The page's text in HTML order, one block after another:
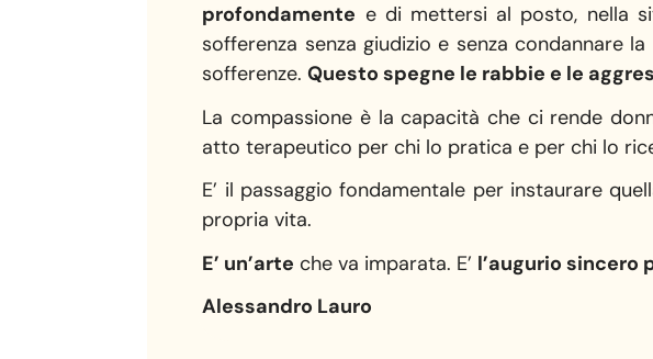
profondamente e di mettersi al posto, nella
sofferenza senza giudizio e senza condannare
sofferenze.Questo spegne le rabbie e le
La compassione è la capacità che ci rende
atto terapeutico per chi lo pratica e per chi lo
E’ il passaggio fondamentale per instaurare
propria vita.
E’ un’arte che va imparata. E’ l’augurio sincero
Alessandro Lauro